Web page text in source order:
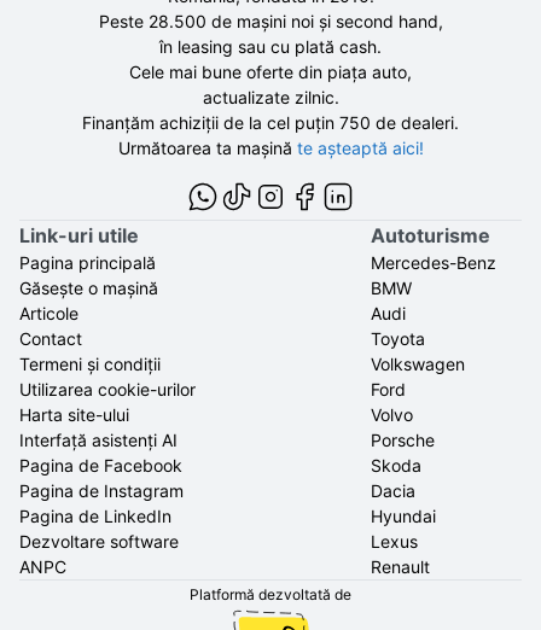
Peste 28.500 demașini noi și second hand,
în leasing sau cu plată cash.
Cele mai bune oferte din piața auto,
actualizate zilnic.
Finanțăm achiziții de la cel puțin 750 de dealeri.
Următoarea ta mașină te așteaptă aici!
Link-uri utile
Pagina principală
Găsește o mașină
Articole
Contact
Termeni și condiții
Utilizarea cookie-urilor
Harta site-ului
Interfață asistenți AI
Pagina de Facebook
Pagina de Instagram
Pagina de LinkedIn
Dezvoltare software
ANPC
Autoturisme
Mercedes-Benz
BMW
Audi
Toyota
Volkswagen
Ford
Volvo
Porsche
Skoda
Dacia
Hyundai
Lexus
Renault
Platformă dezvoltată de